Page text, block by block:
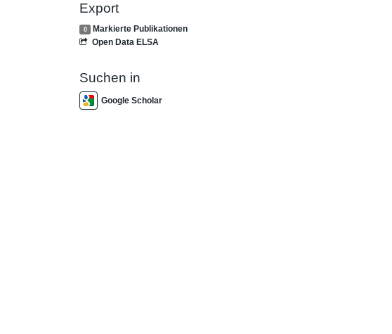
Export
0
Markierte Publikationen
Open Data ELSA
Suchen in
Google Scholar